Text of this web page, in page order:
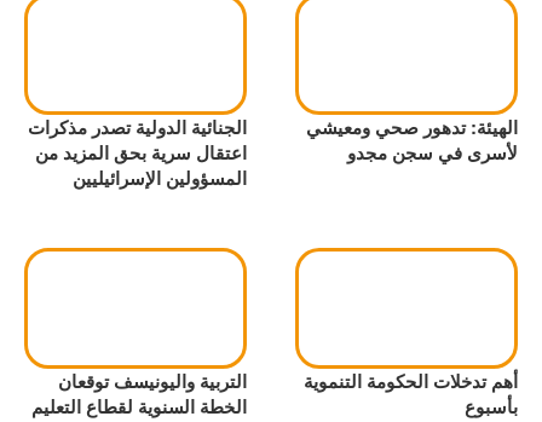
الهيئة: تدهور صحي ومعيشي
لأسرى في سجن مجدو
الجنائية الدولية تصدر مذكرات
اعتقال سرية بحق المزيد من
المسؤولين الإسرائيليين
أهم تدخلات الحكومة التنموية
بأسبوع
التربية واليونيسف توقعان
الخطة السنوية لقطاع التعليم